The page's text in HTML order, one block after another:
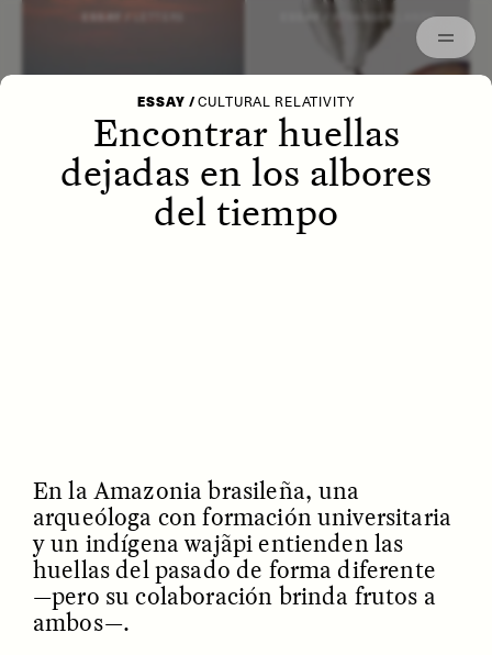
STRANGER LANDS
ESSAY /CULTURAL RELATIVITY
Encontrar huellas
dejadas en los albores
del tiempo
En la Amazonia brasileña, una
arqueóloga con formación universitaria
y un indígena wajãpi entienden las
huellas del pasado de forma diferente
—pero su colaboración brinda frutos a
ambos—.